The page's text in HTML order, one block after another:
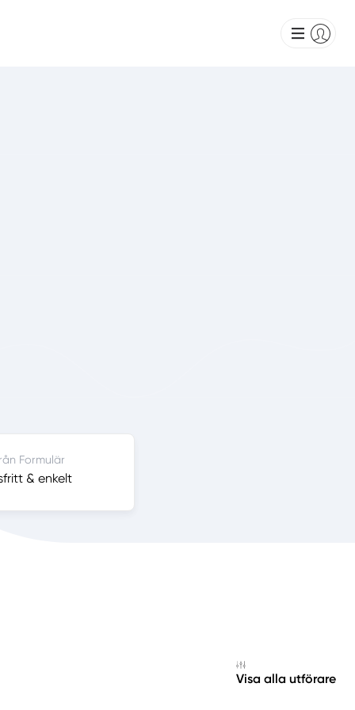
Formulär
& enkelt
Visa alla utförare